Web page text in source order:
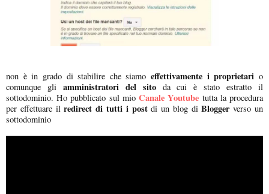
non è in grado di stabilire che siamoeffettivamente i proprietari o
comunque gli amministratori del sitoda cui è stato estratto il
sottodominio. Ho pubblicato sul mioCanale Youtube tutta la procedura
per effettuare ilredirect di tutti i postdi un blog diBloggerverso un
sottodominio